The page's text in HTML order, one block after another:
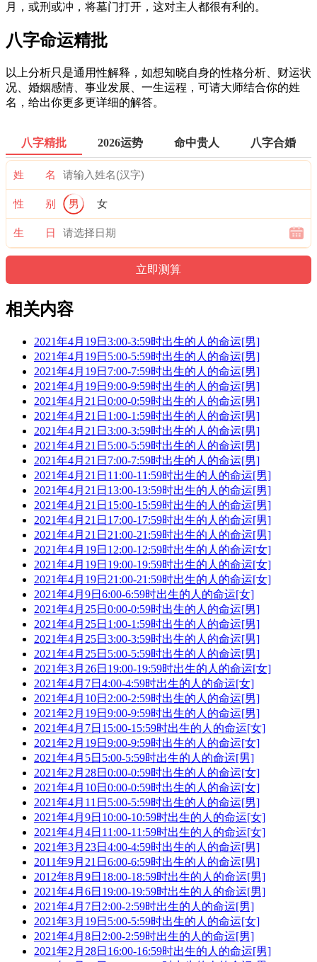
月，或刑或冲，将墓门打开，这对主人都很有利的。
八字命运精批
以上分析只是通用性解释，如想知晓自身的性格分析、财运状
况、婚姻感情、事业发展、一生运程，可请大师结合你的姓
名，给出你更多更详细的解答。
八字精批 2026运势 命中贵人 八字合婚
姓 名
性 别 男 女
生 日
相关内容
2021年4月19日3:00-3:59时出生的人的命运[男]
2021年4月19日5:00-5:59时出生的人的命运[男]
2021年4月19日7:00-7:59时出生的人的命运[男]
2021年4月19日9:00-9:59时出生的人的命运[男]
2021年4月21日0:00-0:59时出生的人的命运[男]
2021年4月21日1:00-1:59时出生的人的命运[男]
2021年4月21日3:00-3:59时出生的人的命运[男]
2021年4月21日5:00-5:59时出生的人的命运[男]
2021年4月21日7:00-7:59时出生的人的命运[男]
2021年4月21日11:00-11:59时出生的人的命运[男]
2021年4月21日13:00-13:59时出生的人的命运[男]
2021年4月21日15:00-15:59时出生的人的命运[男]
2021年4月21日17:00-17:59时出生的人的命运[男]
2021年4月21日21:00-21:59时出生的人的命运[男]
2021年4月19日12:00-12:59时出生的人的命运[女]
2021年4月19日19:00-19:59时出生的人的命运[女]
2021年4月19日21:00-21:59时出生的人的命运[女]
2021年4月9日6:00-6:59时出生的人的命运[女]
2021年4月25日0:00-0:59时出生的人的命运[男]
2021年4月25日1:00-1:59时出生的人的命运[男]
2021年4月25日3:00-3:59时出生的人的命运[男]
2021年4月25日5:00-5:59时出生的人的命运[男]
2021年3月26日19:00-19:59时出生的人的命运[女]
2021年4月7日4:00-4:59时出生的人的命运[女]
2021年4月10日2:00-2:59时出生的人的命运[男]
2021年2月19日9:00-9:59时出生的人的命运[男]
2021年4月7日15:00-15:59时出生的人的命运[女]
2021年2月19日9:00-9:59时出生的人的命运[女]
2021年4月5日5:00-5:59时出生的人的命运[男]
2021年2月28日0:00-0:59时出生的人的命运[女]
2021年4月10日0:00-0:59时出生的人的命运[女]
2021年4月11日5:00-5:59时出生的人的命运[男]
2021年4月9日10:00-10:59时出生的人的命运[女]
2021年4月4日11:00-11:59时出生的人的命运[女]
2021年3月23日4:00-4:59时出生的人的命运[男]
2011年9月21日6:00-6:59时出生的人的命运[男]
2012年8月9日18:00-18:59时出生的人的命运[男]
2021年4月6日19:00-19:59时出生的人的命运[男]
2021年4月7日2:00-2:59时出生的人的命运[男]
2021年3月19日5:00-5:59时出生的人的命运[女]
2021年4月8日2:00-2:59时出生的人的命运[男]
2021年2月28日16:00-16:59时出生的人的命运[男]